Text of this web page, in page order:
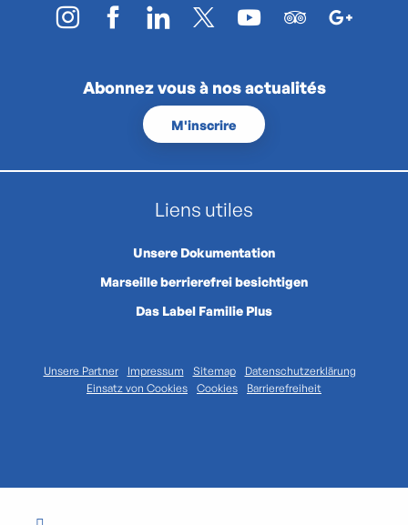
Abonnez vous à nos actualités
M'inscrire
Liens utiles
Unsere Dokumentation
Marseille berrierefrei besichtigen
Das Label Familie Plus
Unsere Partner Impressum Sitemap
Datenschutzerklärung
Einsatz von Cookies
Cookies Barrierefreiheit